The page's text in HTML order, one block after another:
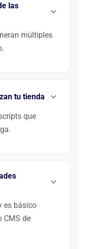
jerarquía de
estas
las
múltiples
canónicas,
para
tu tienda
que
el principal
y mejorar tus
es básico
CMS de